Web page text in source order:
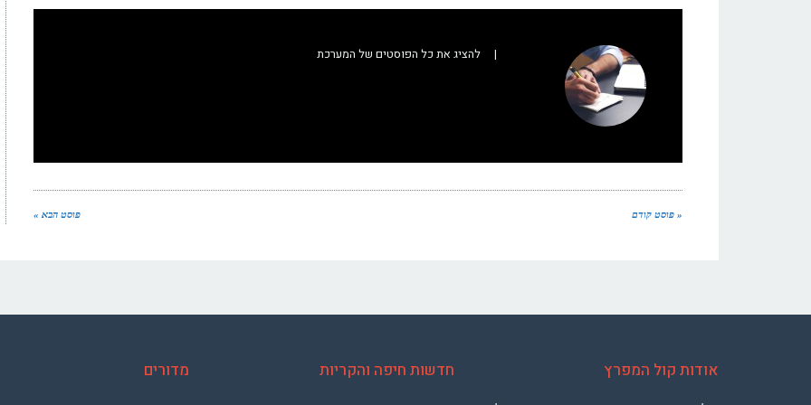
| להציג את כל הפוסטים של המערכת
« פוסט קודם פוסט הבא »
אודות קול המפרץ חדשות חיפה והקריות מדורים